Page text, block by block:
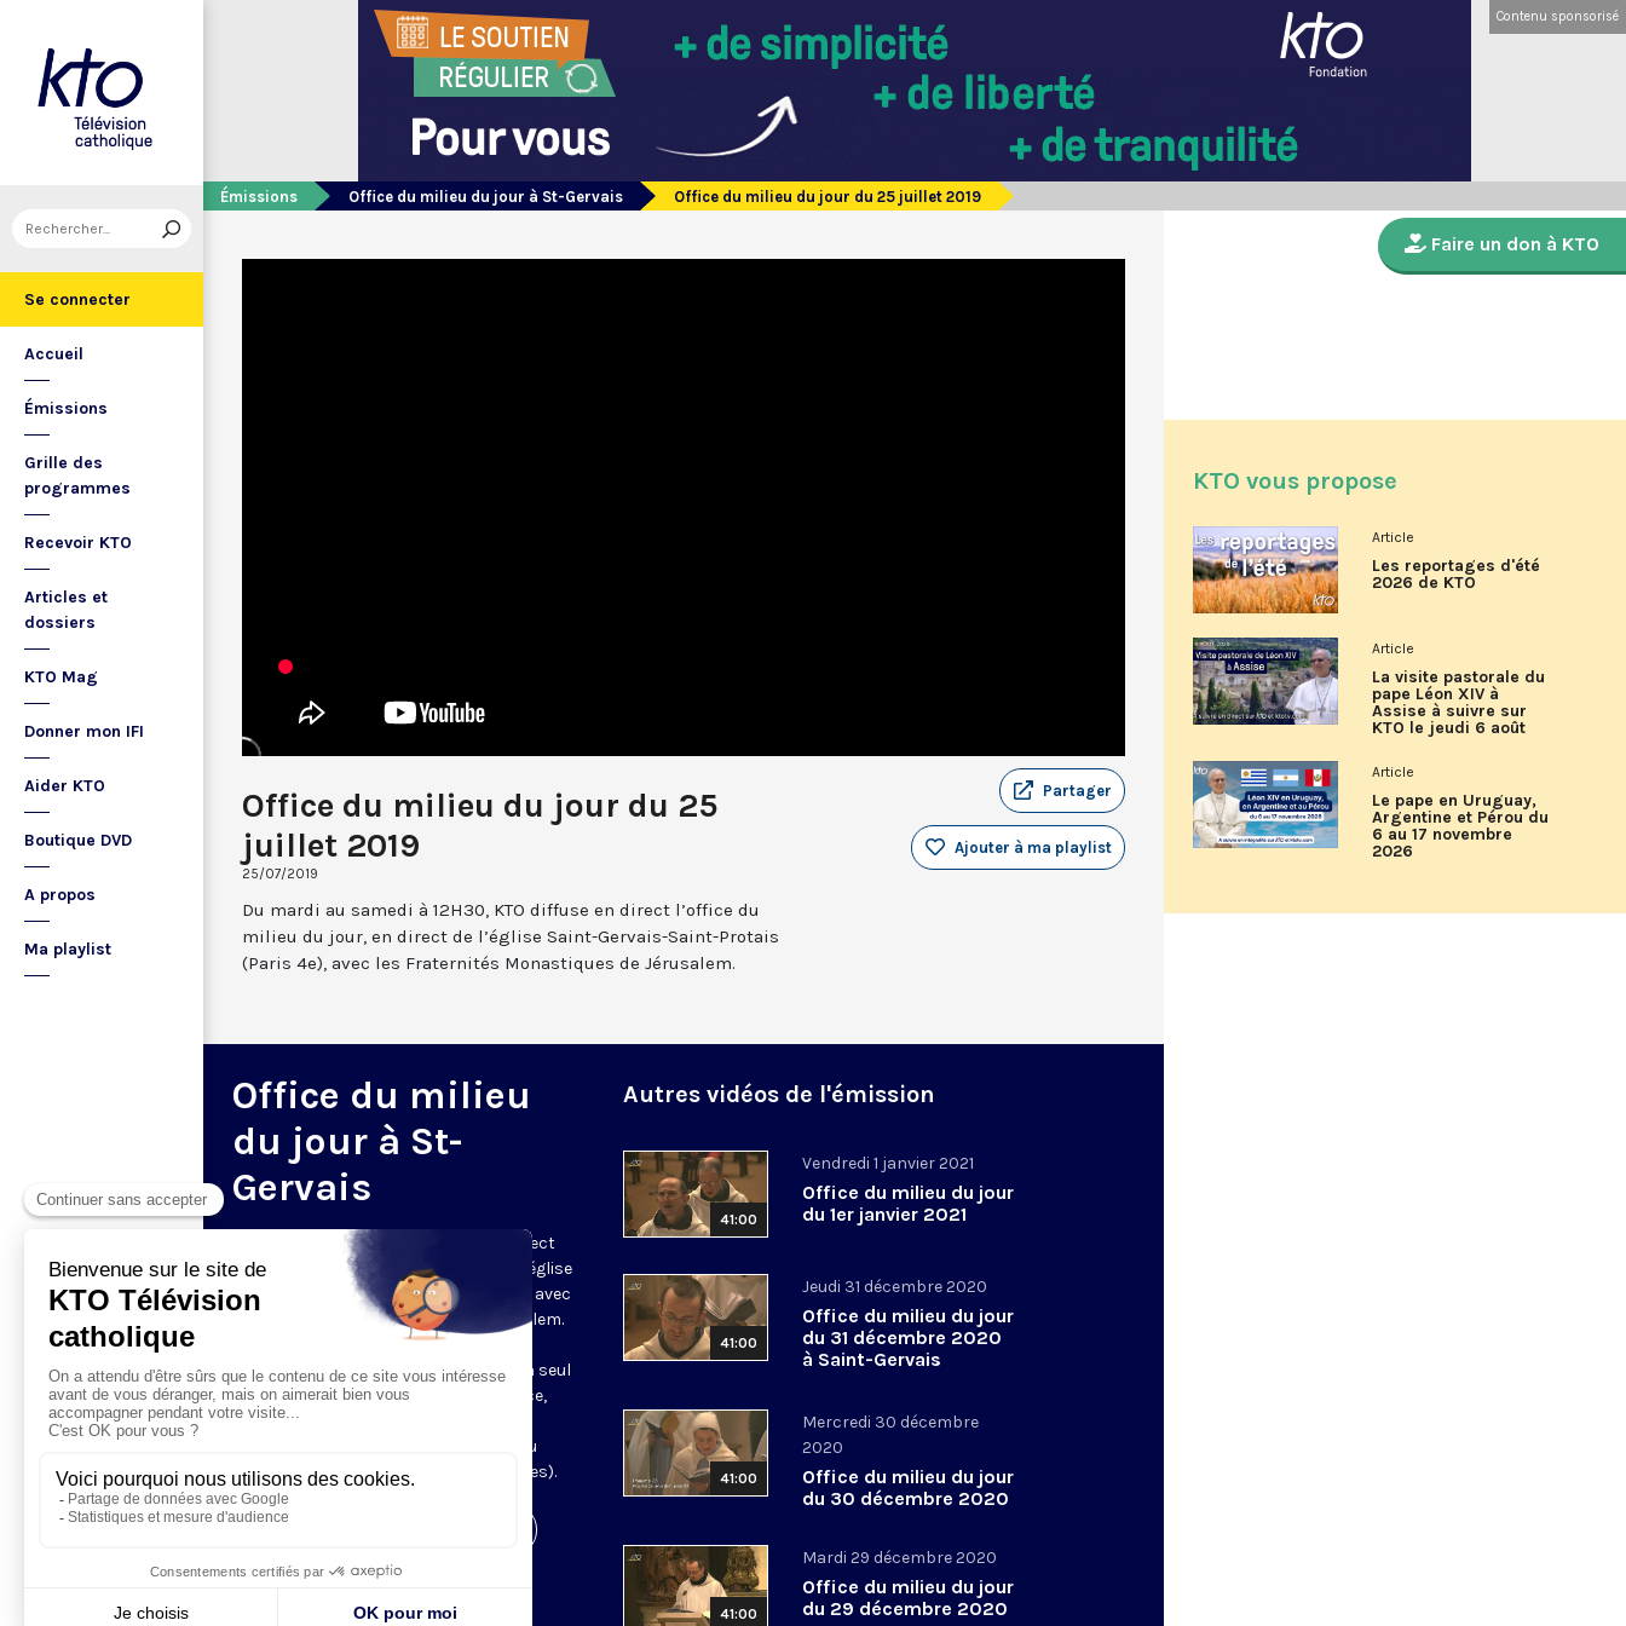
Se connecter
Accueil
Émissions
Grille des
programmes
Recevoir KTO
Articles et
dossiers
KTO Mag
Donner mon IFI
Aider KTO
Boutique DVD
A propos
Ma playlist
Contenu sponsorisé
Émissions Office du milieu du jour à St-Gervais Office du milieu du jour du 25 juillet 2019
Office du milieu du jour du 25
juillet 2019
25/07/2019
Partager
Ajouter à ma playlist
Du mardi au samedi à 12H30, KTO diffuse en direct l’office du
milieu du jour, en direct de l’église Saint-Gervais-Saint-Protais
(Paris 4e), avec les Fraternités Monastiques de Jérusalem.
Office du milieu
du jour à St-
Gervais
Du mardi au samedi, KTO diffuse en direct
l’office du milieu du jour, en direct de l’église
Saint-Gervais-Saint-Protais (Paris 4e), avec
les Fraternités Monastiques de Jérusalem.
L’Office du Milieu du Jour regroupe, en
particulier, «au milieu du jour» et en un seul
office, les heures monastiques de Tierce,
Sexte et None. Il permet à l’Église de
retrouver son Seigneur entre l’office du
matin (Laudes) et l’office du soir (Vêpres).
Autres vidéos de l'émission
41:00
Vendredi 1 janvier 2021
Office du milieu du jour
du 1er janvier 2021
41:00
Jeudi 31 décembre 2020
Office du milieu du jour
du 31 décembre 2020
à Saint-Gervais
41:00
Mercredi 30 décembre
2020
Office du milieu du jour
du 30 décembre 2020
41:00
Mardi 29 décembre 2020
Office du milieu du jour
du 29 décembre 2020
Faire un don à KTO
KTO vous propose
Article
Les reportages d'été
2026 de KTO
Article
La visite pastorale du
pape Léon XIV à
Assise à suivre sur
KTO le jeudi 6 août
Article
Le pape en Uruguay,
Argentine et Pérou du
6 au 17 novembre
2026